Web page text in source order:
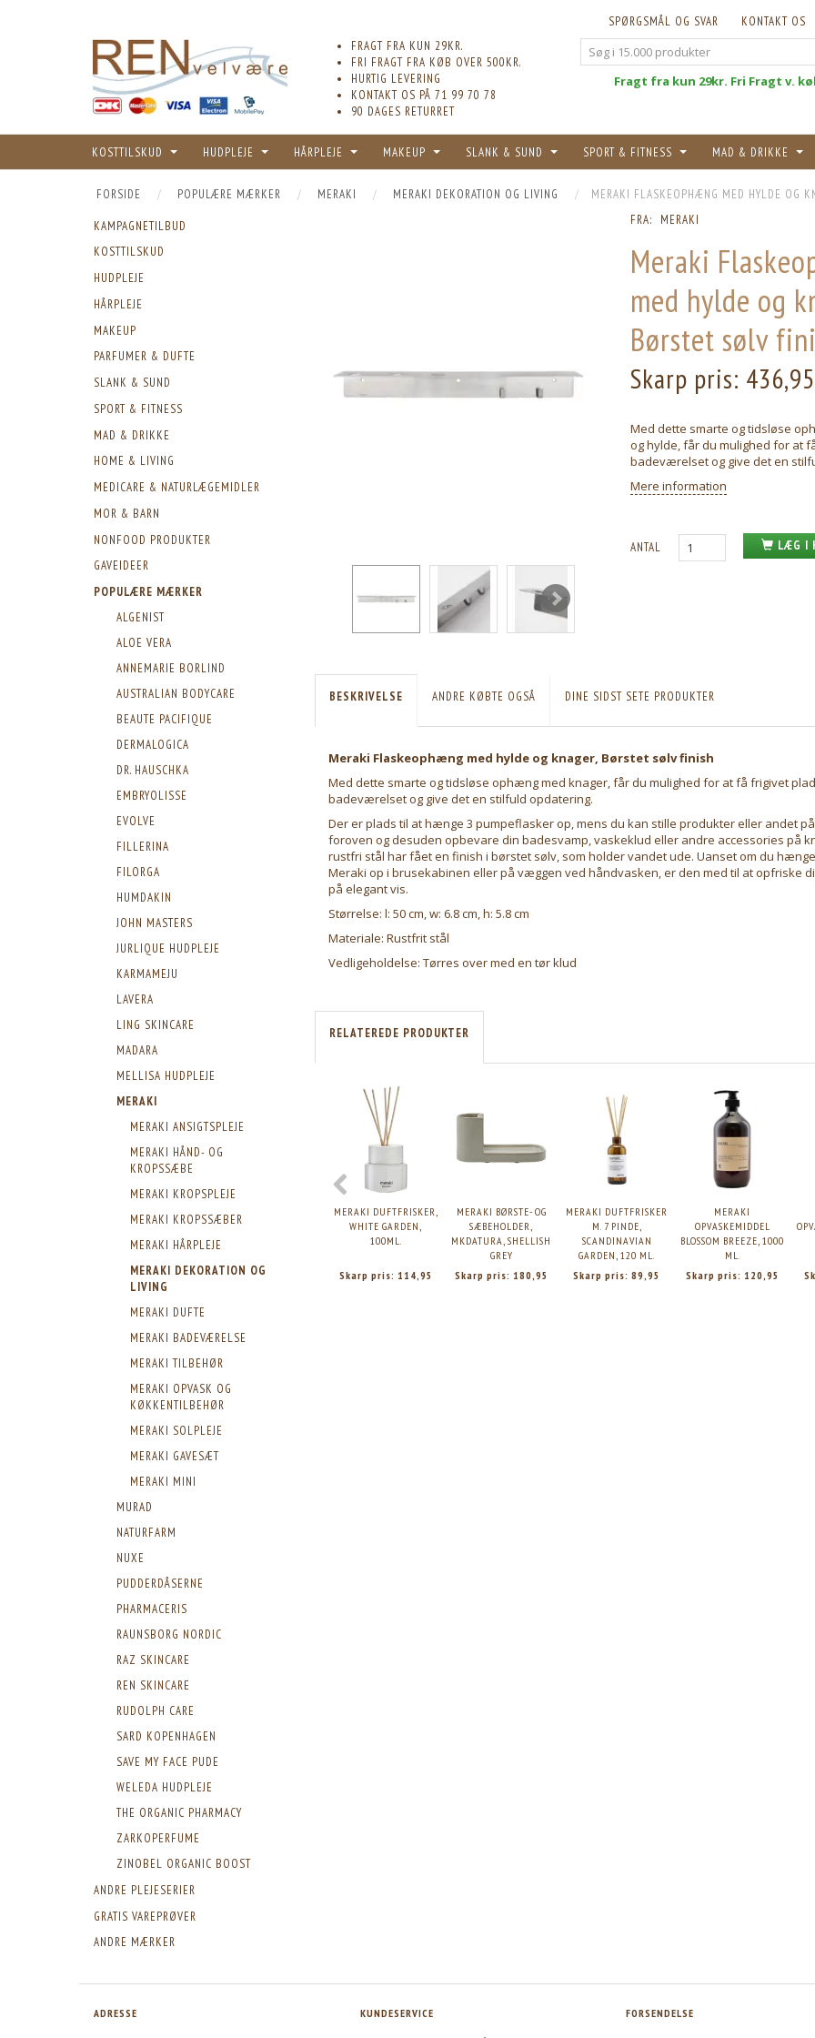
KONTAKT OS
SPØRGSMÅL OG SVAR
FRAGT FRA KUN 29KR.
FRI FRAGT FRA KØB OVER 500KR.
HURTIG LEVERING
KONTAKT OS PÅ 71 99 70 78
90 DAGES RETURRET
Fragt fra kun 29kr. Fri Fragt v.
KOSTTILSKUD HUDPLEJE HÅRPLEJE MAKEUP SLANK & SUND SPORT & FITNESS MAD & DRIKKE
FORSIDE POPULÆRE MÆRKER MERAKI MERAKI DEKORATION OG LIVING MERAKI FLASKEOPHÆNG MED HYLDE OG
KAMPAGNETILBUD
KOSTTILSKUD
HUDPLEJE
HÅRPLEJE
MAKEUP
PARFUMER & DUFTE
SLANK & SUND
SPORT & FITNESS
MAD & DRIKKE
HOME & LIVING
MEDICARE & NATURLÆGEMIDLER
MOR & BARN
NONFOOD PRODUKTER
GAVEIDEER
POPULÆRE MÆRKER
ALGENIST
ALOE VERA
ANNEMARIE BORLIND
AUSTRALIAN BODYCARE
BEAUTE PACIFIQUE
DERMALOGICA
DR. HAUSCHKA
EMBRYOLISSE
EVOLVE
FILLERINA
FILORGA
HUMDAKIN
JOHN MASTERS
JURLIQUE HUDPLEJE
KARMAMEJU
LAVERA
LING SKINCARE
MADARA
MELLISA HUDPLEJE
MERAKI
MERAKI ANSIGTSPLEJE
MERAKI HÅND- OG
KROPSSÆBE
MERAKI KROPSPLEJE
MERAKI KROPSSÆBER
MERAKI HÅRPLEJE
MERAKI DEKORATION OG
LIVING
MERAKI DUFTE
MERAKI BADEVÆRELSE
MERAKI TILBEHØR
MERAKI OPVASK OG
KØKKENTILBEHØR
MERAKI SOLPLEJE
MERAKI GAVESÆT
MERAKI MINI
MURAD
NATURFARM
NUXE
PUDDERDÅSERNE
PHARMACERIS
RAUNSBORG NORDIC
RAZ SKINCARE
REN SKINCARE
RUDOLPH CARE
SARD KOPENHAGEN
SAVE MY FACE PUDE
WELEDA HUDPLEJE
THE ORGANIC PHARMACY
ZARKOPERFUME
ZINOBEL ORGANIC BOOST
ANDRE PLEJESERIER
GRATIS VAREPRØVER
ANDRE MÆRKER
FRA: MERAKI
Meraki
med hylde og
Børstet sølv
Skarp pris: 436,95
Med dette smarte og tidsløse
og hylde, får du mulighed for at
badeværelset og give det en
Mere information
ANTAL LÆG I
BESKRIVELSE ANDRE KØBTE OGSÅ DINE SIDST SETE PRODUKTER
Meraki Flaskeophæng med hylde og knager, Børstet sølv finish
Med dette smarte og tidsløse ophæng med knager, får du mulighed for at få frigivet
badeværelset og give det en stilfuld opdatering.
Der er plads til at hænge 3 pumpeflasker op, mens du kan stille produkter eller andet
foroven og desuden opbevare din badesvamp, vaskeklud eller andre accessories på
rustfri stål har fået en finish i børstet sølv, som holder vandet ude. Uanset om du
Meraki op i brusekabinen eller på væggen ved håndvasken, er den med til at opfriske
på elegant vis.
Størrelse: l: 50 cm, w: 6.8 cm, h: 5.8 cm
Materiale: Rustfrit stål
Vedligeholdelse: Tørres over med en tør klud
RELATEREDE PRODUKTER
MERAKI DUFTFRISKER,
WHITE GARDEN,
100ML.
Skarp pris: 114,95
MERAKI BØRSTE- OG
SÆBEHOLDER,
MKDATURA, SHELLISH
GREY
Skarp pris: 180,95
MERAKI DUFTFRISKER
M. 7 PINDE,
SCANDINAVIAN
GARDEN, 120 ML.
Skarp pris:89,95
MERAKI
OPVASKEMIDDEL
BLOSSOM BREEZE, 1000
ML.
Skarp pris: 120,95
ADRESSE KUNDESERVICE FORSENDELSE